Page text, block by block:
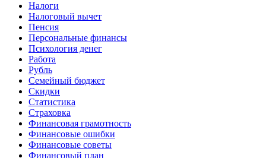
Налоги
Налоговый вычет
Пенсия
Персональные финансы
Психология денег
Работа
Рубль
Семейный бюджет
Скидки
Статистика
Страховка
Финансовая грамотность
Финансовые ошибки
Финансовые советы
Финансовый план